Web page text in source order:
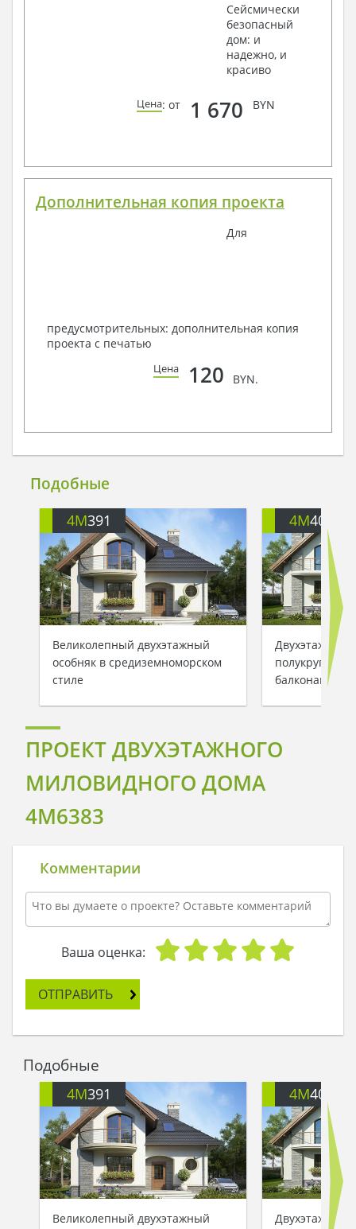
Сейсмически
безопасный
дом: и
надежно, и
красиво
Цена: от 1 670 BYN
Дополнительная копия проекта
Для
предусмотрительных: дополнительная копия
проекта с печатью
Цена 120 BYN.
Подобные
4M391
Великолепный двухэтажный
особняк в средиземноморском
стиле
4M401
Двухэтажный
балконами
ПРОЕКТ ДВУХЭТАЖНОГО
МИЛОВИДНОГО ДОМА
4M6383
Комментарии
Ваша оценка:
ОТПРАВИТЬ
Подобные
4M391
Великолепный двухэтажный
4M401
Двухэтажный